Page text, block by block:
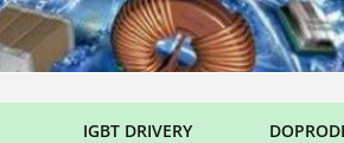
IGBT DRIVERY